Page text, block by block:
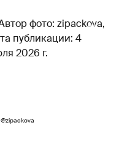
Пост
@zipackova